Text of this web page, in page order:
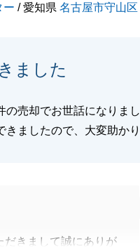
ー / 愛知県名古屋市守山区
ました
売却でお世話になりま
ましたので、大変助かり
だきまして誠にありが